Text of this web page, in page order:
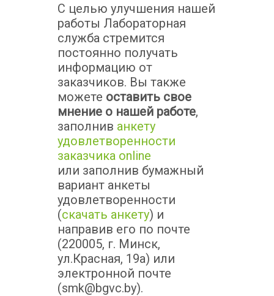
С целью улучшения нашей
работы Лабораторная
служба стремится
постоянно получать
информацию от
заказчиков. Вы также
можете оставить свое
мнение о нашей работе,
заполнив анкету
удовлетворенности
заказчика online
или заполнив бумажный
вариант анкеты
удовлетворенности
(скачать анкету) и
направив его по почте
(220005, г. Минск,
ул.Красная, 19а) или
электронной почте
(smk@bgvc.by).